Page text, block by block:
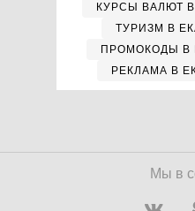
КУРСЫ ВАЛЮТ
ТУРИЗМ В
ПРОМОКОДЫ В
РЕКЛАМА В
Мы в